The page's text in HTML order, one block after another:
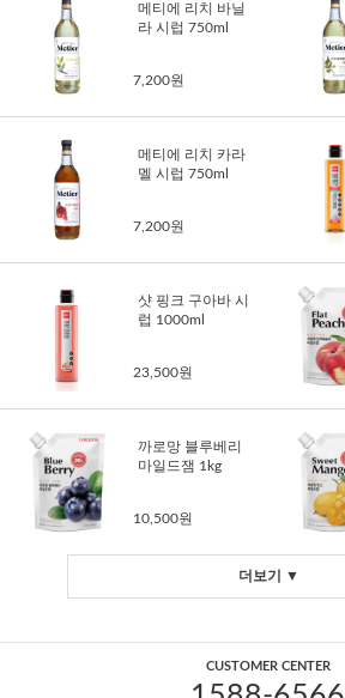
메티에 리치 바닐
라 시럽 750ml
7,200원
메티에 리치 카라
멜 시럽 750ml
7,200원
샷 핑크 구아바 시
럽 1000ml
23,500원
까로망 블루베리
마일드잼 1kg
10,500원
더보기 ▼
CUSTOMER CENTER